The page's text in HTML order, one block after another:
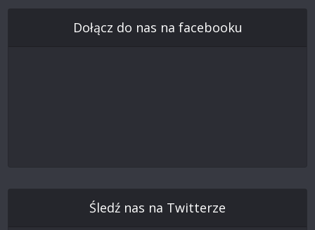
Dołącz do nas na facebooku
Śledź nas na Twitterze